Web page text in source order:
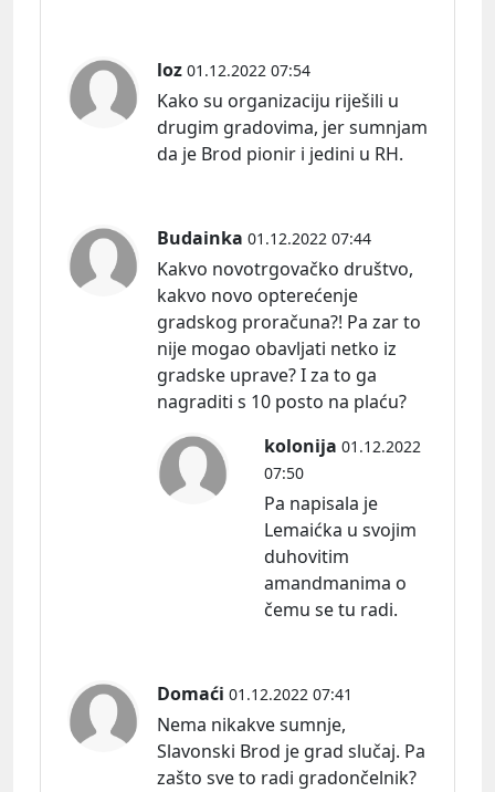
loz 01.12.2022 07:54
Kako su organizaciju riješili u
drugim gradovima, jer sumnjam
da je Brod pionir i jedini u RH.
Budainka 01.12.2022 07:44
Kakvo novotrgovačko društvo,
kakvo novo opterećenje
gradskog proračuna?! Pa zar to
nije mogao obavljati netko iz
gradske uprave? I za to ga
nagraditi s 10 posto na plaću?
kolonija 01.12.2022
07:50
Pa napisala je
Lemaićka u svojim
duhovitim
amandmanima o
čemu se tu radi.
Domaći 01.12.2022 07:41
Nema nikakve sumnje,
Slavonski Brod je grad slučaj. Pa
zašto sve to radi gradončelnik?